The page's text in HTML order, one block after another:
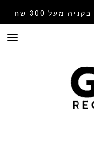
בקניה מעל 300 שח